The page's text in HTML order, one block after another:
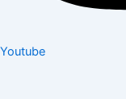
Youtube